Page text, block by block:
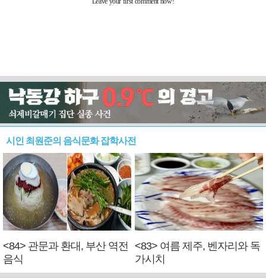
시인 최원준의 음식문화 잡학사전
<84> 관문과 환대, 부산 역전
음식
<83> 여름 제주, 벤자리와 독
가시치